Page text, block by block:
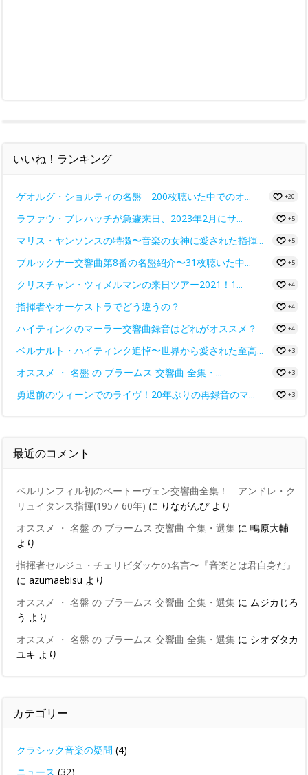
いいね！ランキング
ゲオルグ・ショルティの名盤 200枚聴いた中でのオ... +20
ラファウ・ブレハッチが急遽来日、2023年2月にサ... +5
マリス・ヤンソンスの特徴〜音楽の女神に愛された指揮... +5
ブルックナー交響曲第8番の名盤紹介〜31枚聴いた中... +5
クリスチャン・ツィメルマンの来日ツアー2021！1... +4
指揮者やオーケストラでどう違うの？ +4
ハイティンクのマーラー交響曲録音はどれがオススメ？ +4
ベルナルト・ハイティンク追悼〜世界から愛された至高... +3
オススメ ・ 名盤 の ブラームス 交響曲 全集・... +3
勇退前のウィーンでのライヴ！20年ぶりの再録音のマ... +3
最近のコメント
ベルリンフィル初のベートーヴェン交響曲全集！ アンドレ・ク
リュイタンス指揮(1957-60年) に りながんぴより
オススメ ・ 名盤 の ブラームス 交響曲 全集・選集 に 鴫原大輔
より
指揮者セルジュ・チェリビダッケの名言〜『音楽とは君自身だ』
に azumaebisu より
オススメ ・ 名盤 の ブラームス 交響曲 全集・選集 に ムジカじろ
う より
オススメ ・ 名盤 の ブラームス 交響曲 全集・選集 に シオダタカ
ユキ より
カテゴリー
クラシック音楽の疑問 (4)
ニュース (32)